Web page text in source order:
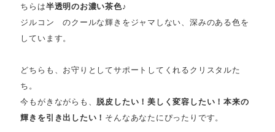
ちらは半透明のお濃い茶色♪
ジルコン のクールな輝きをジャマしない、深みのある色を
しています。
どちらも、お守りとしてサポートしてくれるクリスタルた
ち。
今もがきながらも、 脱皮したい！美しく変容したい！本来の
輝きを引き出したい！ そんなあなたにぴったりです。